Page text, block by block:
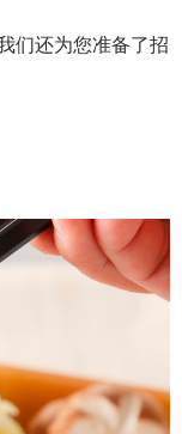
们还为您准备了招